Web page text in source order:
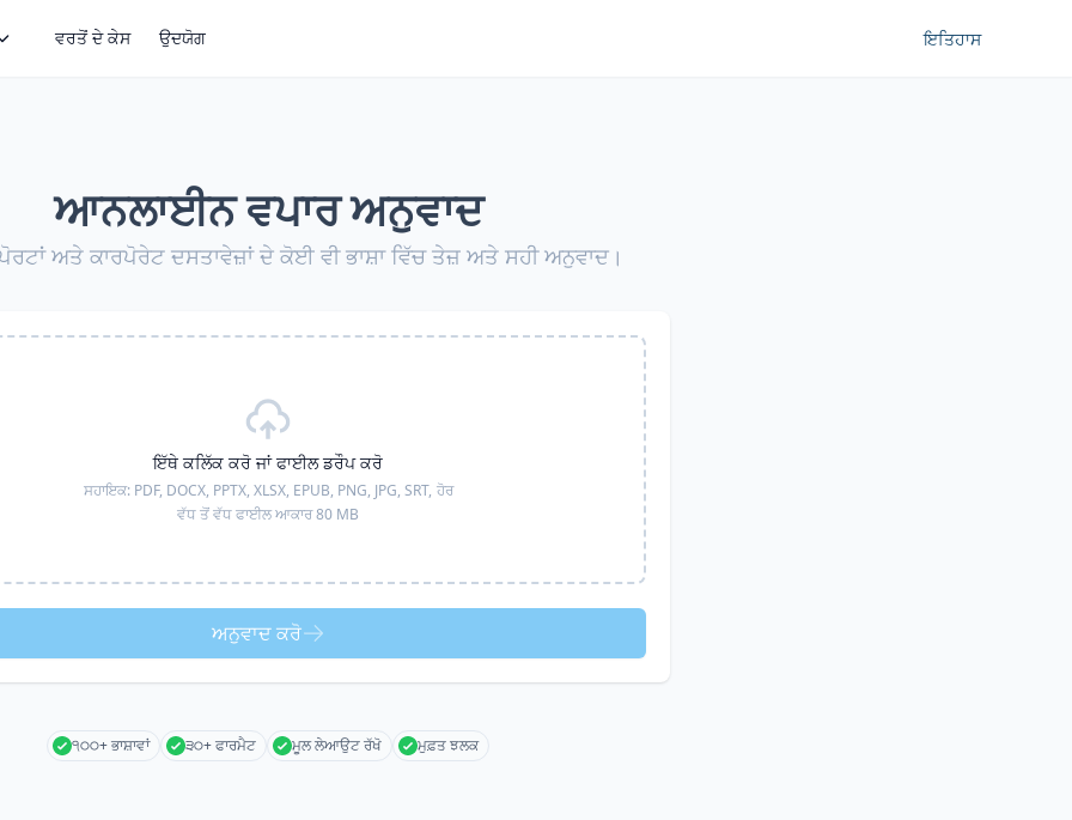
ਵਰਤੋਂ ਦੇ ਕੇਸ ਉਦਯੋਗ ਇਤਿਹਾਸ
ਆਨਲਾਈਨ ਵਪਾਰ ਅਨੁਵਾਦ
ਅਤੇ ਕਾਰਪੋਰੇਟ ਦਸਤਾਵੇਜ਼ਾਂ ਦੇ ਕੋਈ ਵੀ ਭਾਸ਼ਾ ਵਿੱਚ ਤੇਜ਼ ਅਤੇ ਸਹੀ ਅਨੁਵਾਦ।
ਇੱਥੇ ਕਲਿੱਕ ਕਰੋ ਜਾਂ ਫਾਈਲ ਡਰੌਪ ਕਰੋ
ਸਹਾਇਕ: PDF, DOCX, PPTX, XLSX, EPUB, PNG, JPG, SRT, ਹੋਰ
ਵੱਧ ਤੋਂ ਵੱਧ ਫਾਈਲ ਆਕਾਰ 80 MB
ਅਨੁਵਾਦ ਕਰੋ
੧੦੦+ ਭਾਸ਼ਾਵਾਂ ੩੦+ ਫਾਰਮੈਟ ਮੂਲ ਲੇਆਉਟ ਰੱਖੋ ਮੁਫ਼ਤ ਝਲਕ